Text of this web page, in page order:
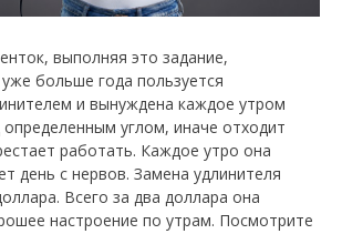
выполняя это задание,
больше года пользуется
и вынуждена каждое утром
углом, иначе отходит
работать. Каждое утро она
день с нервов. Замена удлинителя
Всего за два доллара она
настроение по утрам. Посмотрите